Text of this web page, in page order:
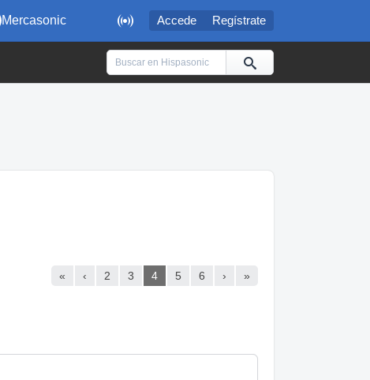
 Accede Regístrate
Mercasonic
« ‹ 2 3 4 5 6 › »